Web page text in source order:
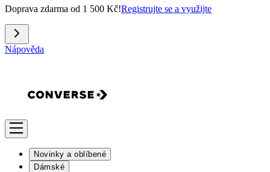
Doprava zdarma od 1 500 Kč!Registrujte se a využijte
Nápověda
Novinky a oblíbené
Dámské